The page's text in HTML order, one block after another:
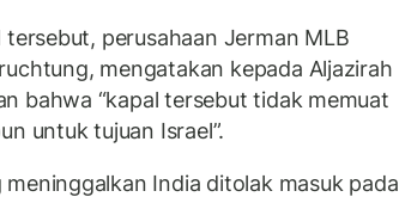
perusahaan Jerman MLB
mengatakan kepada Aljazirah
bahwa “kapal tersebut tidak memuat
untuk tujuan Israel”.
India ditolak masuk pada